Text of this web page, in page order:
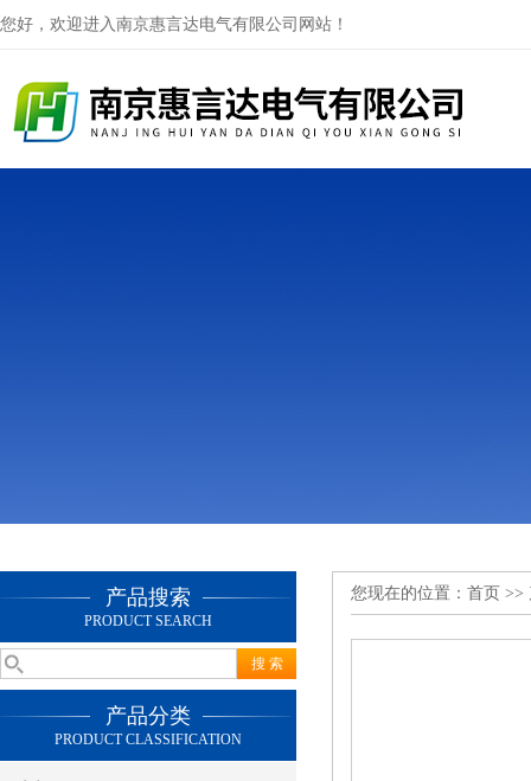
您好，欢迎进入南京惠言达电气有限公司网站！
产品搜索
PRODUCT SEARCH
产品分类
PRODUCT CLASSIFICATION
您现在的位置： 首页 >>